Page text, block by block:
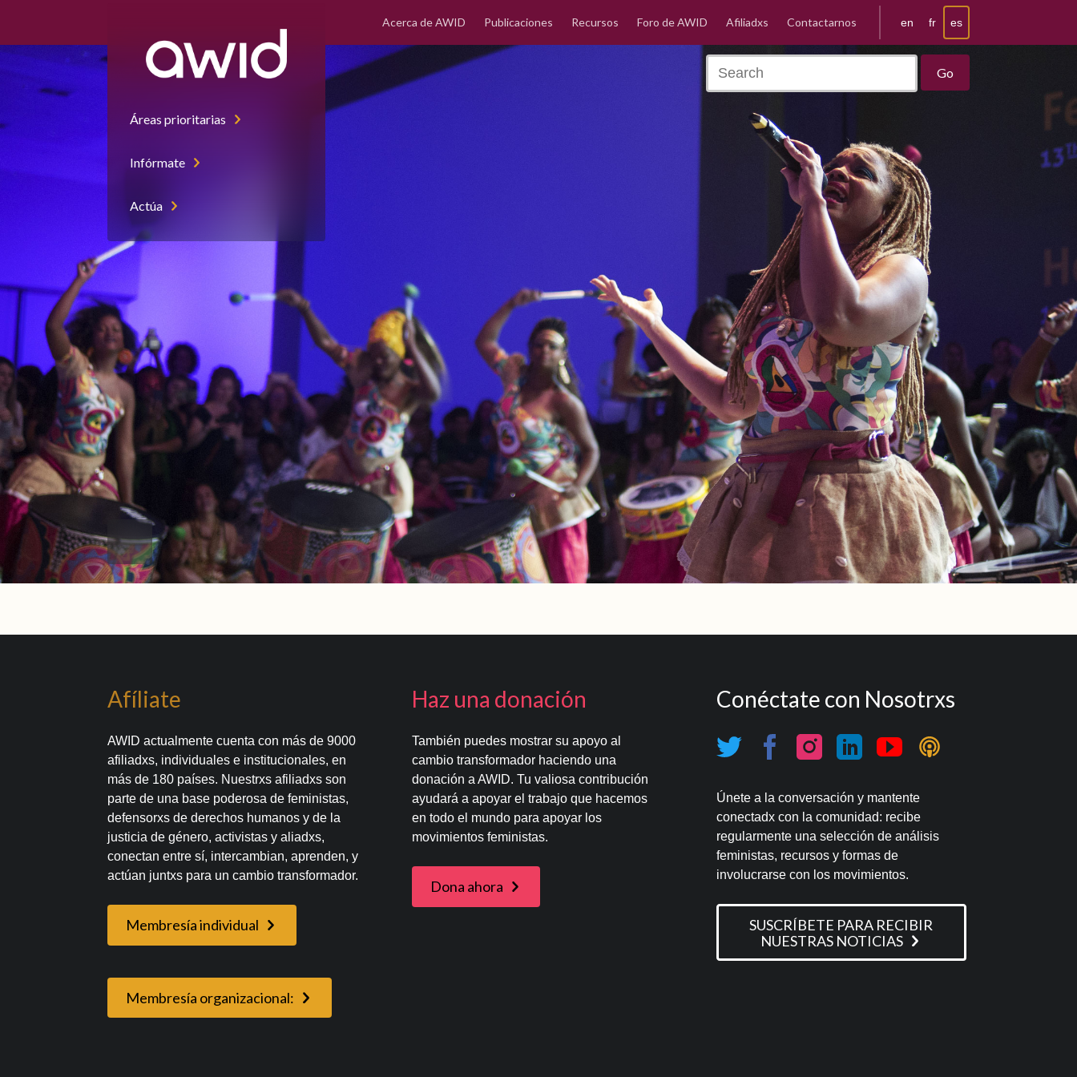
Áreas prioritarias
Infórmate
Actúa
en fr es
Acerca de AWID Publicaciones Recursos Foro de AWID Afiliadxs Contactarnos
Afíliate
AWID actualmente cuenta con más de 9000
afiliadxs, individuales e institucionales, en
más de 180 países. Nuestrxs afiliadxs son
parte de una base poderosa de feministas,
defensorxs de derechos humanos y de la
justicia de género, activistas y aliadxs,
conectan entre sí, intercambian, aprenden, y
actúan juntxs para un cambio transformador.
Membresía individual
Membresía organizacional:
Haz una donación
También puedes mostrar su apoyo al
cambio transformador haciendo una
donación a AWID. Tu valiosa contribución
ayudará a apoyar el trabajo que hacemos
en todo el mundo para apoyar los
movimientos feministas.
Dona ahora
Conéctate con Nosotrxs
Únete a la conversación y mantente
conectadx con la comunidad: recibe
regularmente una selección de análisis
feministas, recursos y formas de
involucrarse con los movimientos.
SUSCRÍBETE PARA RECIBIR
NUESTRAS NOTICIAS